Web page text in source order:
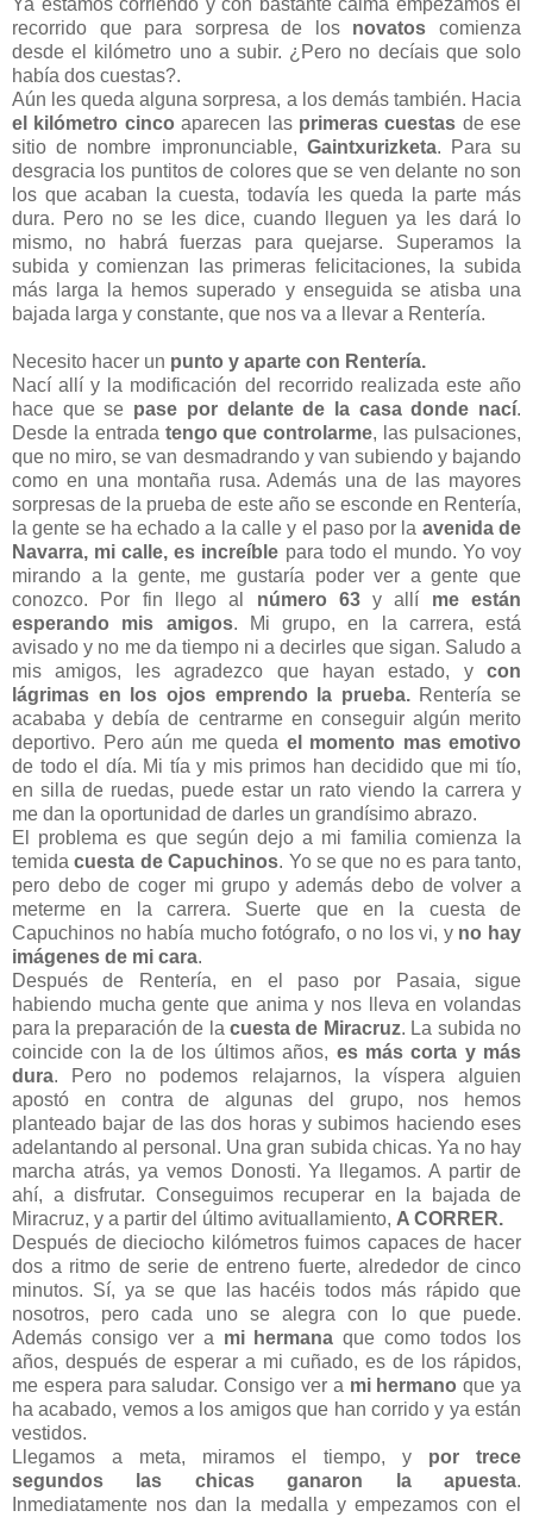
Ya estamos corriendo y con bastante calma empezamos el
recorrido que para sorpresa de los novatoscomienza
desde el kilómetro uno a subir. ¿Pero no decíais que solo
había dos cuestas?.
Aún les queda alguna sorpresa, a los demás también. Hacia
el kilómetro cinco aparecen las primeras cuestas de ese
sitio de nombre impronunciable, Gaintxurizketa. Para su
desgracia los puntitos de colores que se ven delante no son
los que acaban la cuesta, todavía les queda la parte más
dura. Pero no se les dice, cuando lleguen ya les dará lo
mismo, no habrá fuerzas para quejarse. Superamos la
subida y comienzan las primeras felicitaciones, la subida
más larga la hemos superado y enseguida se atisba una
bajada larga y constante, que nos va a llevar a Rentería.
Necesito hacer un punto y aparte con Rentería.
Nací allí y la modificación del recorrido realizada este año
hace que se pase por delante de la casa donde nací.
Desde la entrada tengo que controlarme, las pulsaciones,
que no miro, se van desmadrando y van subiendo y bajando
como en una montaña rusa. Además una de las mayores
sorpresas de la prueba de este año se esconde en Rentería,
la gente se ha echado a la calle y el paso por la avenida de
Navarra, mi calle, es increíble para todo el mundo. Yo voy
mirando a la gente, me gustaría poder ver a gente que
conozco. Por fin llego al número 63y allí me están
esperando mis amigos. Mi grupo, en la carrera, está
avisado y no me da tiempo ni a decirles que sigan. Saludo a
mis amigos, les agradezco que hayan estado, y con
lágrimas en los ojos emprendo la prueba.Rentería se
acababa y debía de centrarme en conseguir algún merito
deportivo. Pero aún me queda el momento mas emotivo
de todo el día. Mi tía y mis primos han decidido que mi tío,
en silla de ruedas, puede estar un rato viendo la carrera y
me dan la oportunidad de darles un grandísimo abrazo.
El problema es que según dejo a mi familia comienza la
temidacuesta de Capuchinos. Yo se que no es para tanto,
pero debo de coger mi grupo y además debo de volver a
meterme en la carrera. Suerte que en la cuesta de
Capuchinos no había mucho fotógrafo, o no los vi, y no hay
imágenes de mi cara.
Después de Rentería, en el paso por Pasaia, sigue
habiendo mucha gente que anima y nos lleva en volandas
para la preparación de la cuesta de Miracruz. La subida no
coincide con la de los últimos años, es más corta y más
dura. Pero no podemos relajarnos, la víspera alguien
apostó en contra de algunas del grupo, nos hemos
planteado bajar de las dos horas y subimos haciendo eses
adelantando al personal. Una gran subida chicas. Ya no hay
marcha atrás, ya vemos Donosti. Ya llegamos. A partir de
ahí, a disfrutar. Conseguimos recuperar en la bajada de
Miracruz, y a partir del último avituallamiento, A CORRER.
Después de dieciocho kilómetros fuimos capaces de hacer
dos a ritmo de serie de entreno fuerte, alrededor de cinco
minutos. Sí, ya se que las hacéis todos más rápido que
nosotros, pero cada uno se alegra con lo que puede.
Además consigo ver a mi hermanaque como todos los
años, después de esperar a mi cuñado, es de los rápidos,
me espera para saludar. Consigo ver a mi hermano que ya
ha acabado, vemos a los amigos que han corrido y ya están
vestidos.
Llegamos a meta, miramos el tiempo, y por trece
segundos las chicas ganaron la apuesta.
Inmediatamente nos dan la medalla y empezamos con el